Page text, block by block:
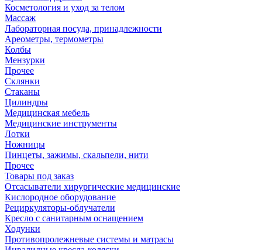
Косметология и уход за телом
Массаж
Лабораторная посуда, принадлежности
Ареометры, термометры
Колбы
Мензурки
Прочее
Склянки
Стаканы
Цилиндры
Медицинская мебель
Медицинские инструменты
Лотки
Ножницы
Пинцеты, зажимы, скальпели, нити
Прочее
Товары под заказ
Отсасыватели хирургические медицинские
Кислородное оборудование
Рециркуляторы-облучатели
Кресло с санитарным оснащением
Ходунки
Противопролежневые системы и матрасы